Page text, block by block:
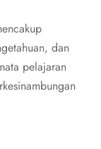
dan
pelajaran